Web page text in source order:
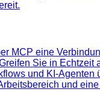
MCP eine
Sie in Echtzeit
und KI-Agenten
und eine